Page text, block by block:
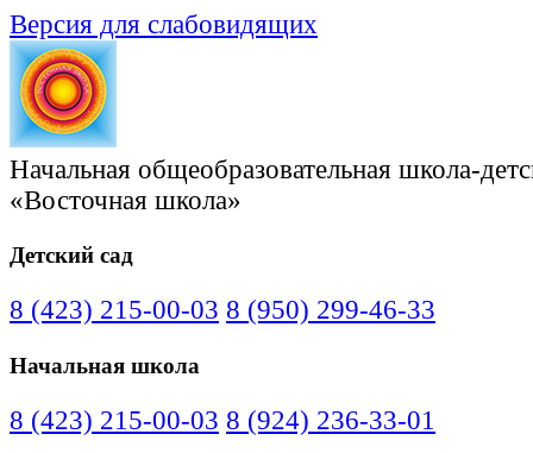
Версия для слабовидящих
Начальная общеобразовательная школа-
«Восточная школа»
Детский сад
8 (423) 215-00-03 8 (950) 299-46-33
Начальная школа
8 (423) 215-00-03 8 (924) 236-33-01